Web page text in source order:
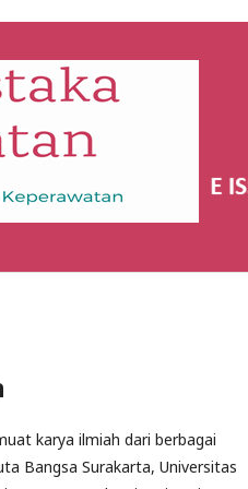
karya ilmiah dari berbagai
Bangsa Surakarta, Universitas